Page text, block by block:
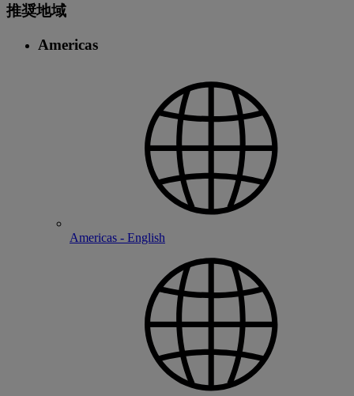
推奨地域
Americas
Americas - English